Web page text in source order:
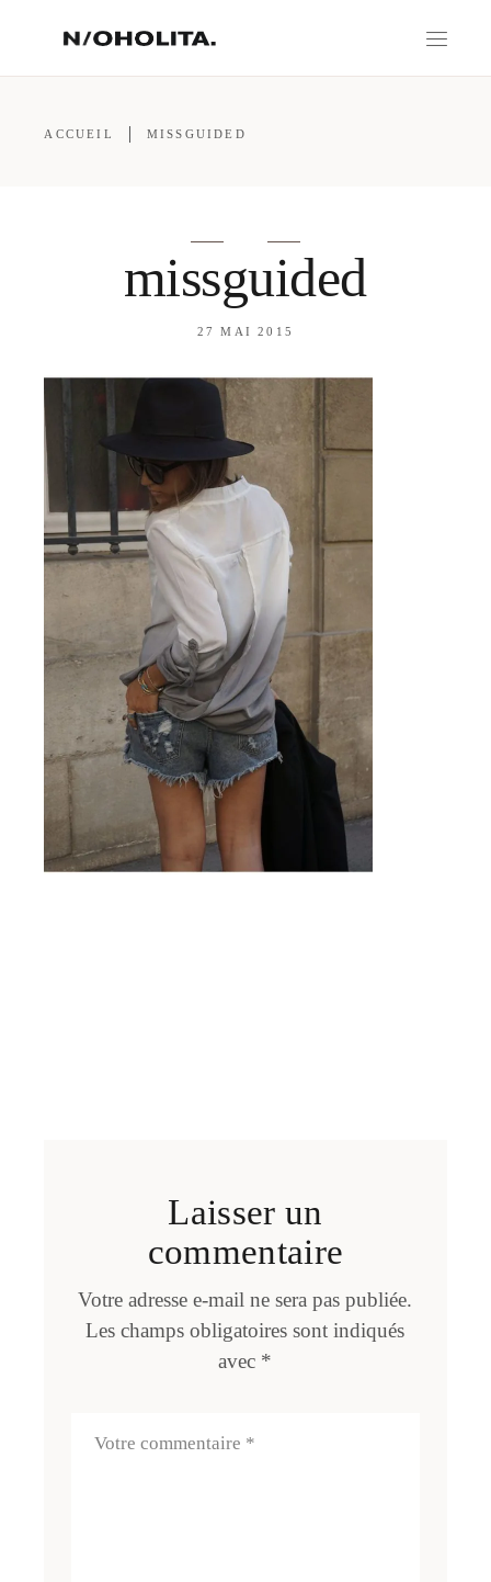
ACCUEIL MISSGUIDED
missguided
27 MAI 2015
Laisser un
commentaire
Votre adresse e-mail ne sera pas publiée.
Les champs obligatoires sont indiqués
avec *